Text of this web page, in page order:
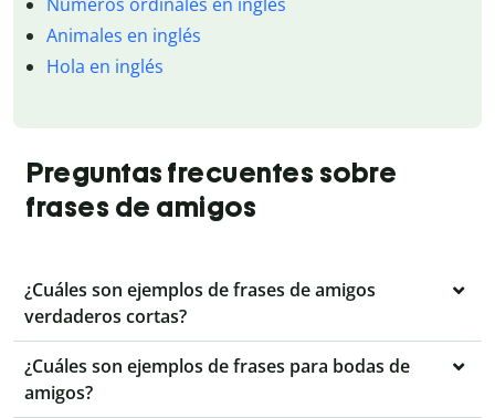
Animales en inglés
Hola en inglés
Preguntas frecuentes sobre
frases de amigos
¿Cuáles son ejemplos de frases de amigos
verdaderos cortas?
¿Cuáles son ejemplos de frases para bodas de
amigos?